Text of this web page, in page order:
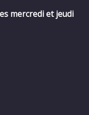
mercredi et jeudi